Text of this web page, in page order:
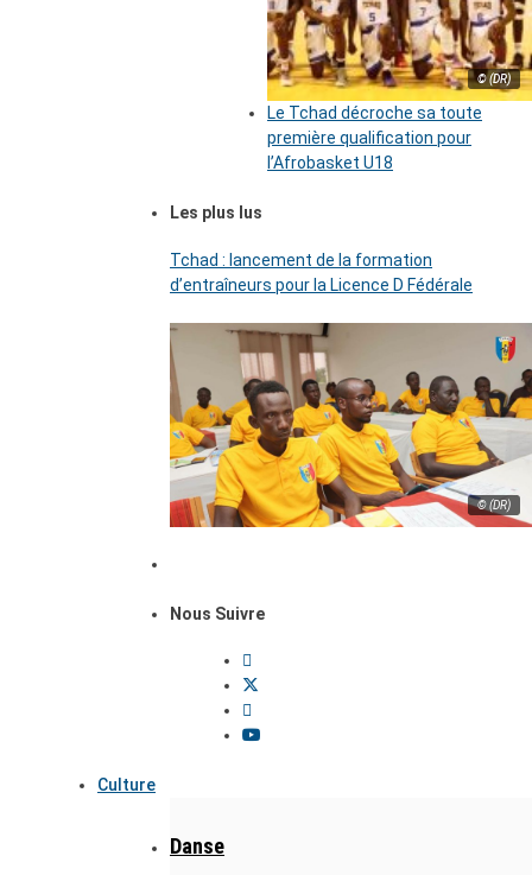
© (DR)
Le Tchad décroche sa toute
première qualification pour
l’Afrobasket U18
Les plus lus
Tchad : lancement de la formation
d’entraîneurs pour la Licence D Fédérale
© (DR)
Nous Suivre
Culture
Danse